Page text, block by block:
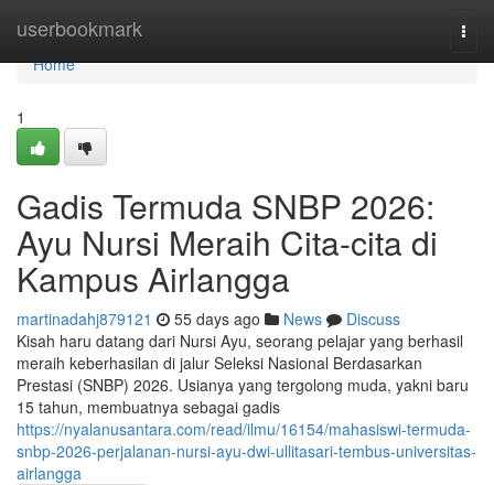
userbookmark
Home
Home
1
Gadis Termuda SNBP 2026:
Ayu Nursi Meraih Cita-cita di
Kampus Airlangga
martinadahj879121 55 days ago News
Discuss
Kisah haru datang dari Nursi Ayu, seorang pelajar yang berhasil
meraih keberhasilan di jalur Seleksi Nasional Berdasarkan
Prestasi (SNBP) 2026. Usianya yang tergolong muda, yakni baru
15 tahun, membuatnya sebagai gadis
https://nyalanusantara.com/read/ilmu/16154/mahasiswi-termuda-
snbp-2026-perjalanan-nursi-ayu-dwi-ullitasari-tembus-universitas-
airlangga